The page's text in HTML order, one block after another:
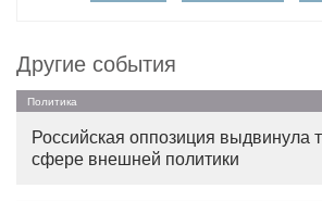
Другие события
Политика
Российская оппозиция выдвинула
сфере внешней политики